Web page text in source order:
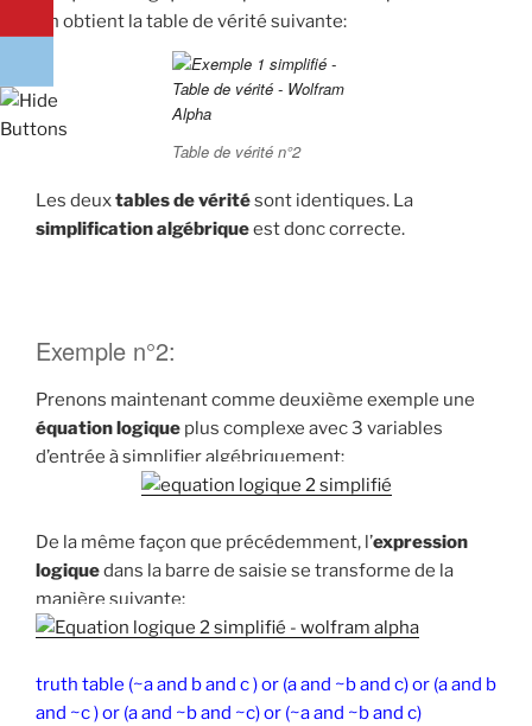
On obtient la table de vérité suivante:
Table de vérité n°2
Les deuxtables de véritésont identiques. La
simplification algébriqueest donc correcte.
Exemple n°2:
Prenons maintenant comme deuxième exemple une
équation logique plus complexe avec 3 variables
d’entrée à simplifier algébriquement:
De la même façon que précédemment, l’expression
logiquedans la barre de saisie se transforme de la
manière suivante:
truth table (~a and b and c ) or (a and ~b and c) or (a and b
and ~c ) or (a and ~b and ~c) or (~a and ~b and c)